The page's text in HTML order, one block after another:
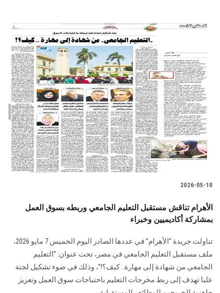
2026-05-10
الأهرام تناقش مستقبل التعليم الجامعي وربطه بسوق العمل
بمشاركة أكاديميين وخبراء
تناولت جريدة “الأهرام” في عددها الصادر اليوم الخميس 7 مايو 2026،
ملف مستقبل التعليم الجامعي في مصر، تحت عنوان: “التعليم
الجامعي من شهادة إلى مهارة.. كيف؟!”، وذلك في ضوء تشكيل لجنة
عليا تهدف إلى ربط مخرجات التعليم باحتياجات سوق العمل وتعزيز